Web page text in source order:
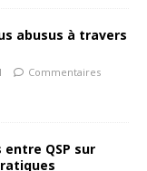
abusus à travers
Commentaires
QSP sur